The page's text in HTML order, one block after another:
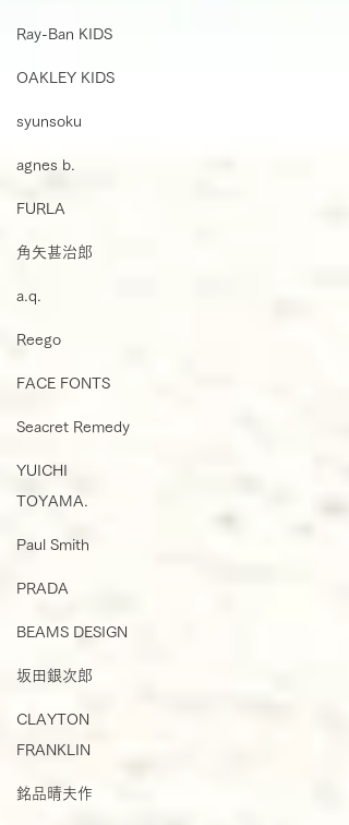
Ray-Ban KIDS
OAKLEY KIDS
syunsoku
agnes b.
FURLA
角矢甚治郎
a.q.
Reego
FACE FONTS
Seacret Remedy
YUICHI
TOYAMA.
Paul Smith
PRADA
BEAMS DESIGN
坂田銀次郎
CLAYTON
FRANKLIN
銘品晴夫作